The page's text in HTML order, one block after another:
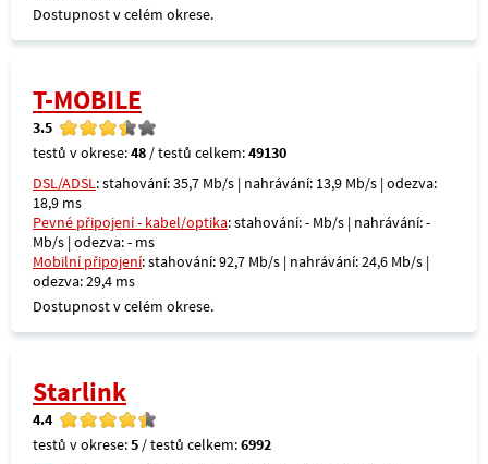
Dostupnost v celém okrese.
T-MOBILE
3.5
testů v okrese:48 / testů celkem:49130
DSL/ADSL: stahování: 35,7 Mb/s | nahrávání: 13,9 Mb/s | odezva:
18,9 ms
Pevné připojení - kabel/optika: stahování: - Mb/s | nahrávání: -
Mb/s | odezva: - ms
Mobilní připojení: stahování: 92,7 Mb/s | nahrávání: 24,6 Mb/s |
odezva: 29,4 ms
Dostupnost v celém okrese.
Starlink
4.4
testů v okrese:5 / testů celkem:6992